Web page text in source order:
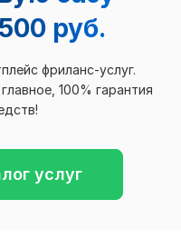
руб.
фриланс-услуг.
100% гарантия
услуг